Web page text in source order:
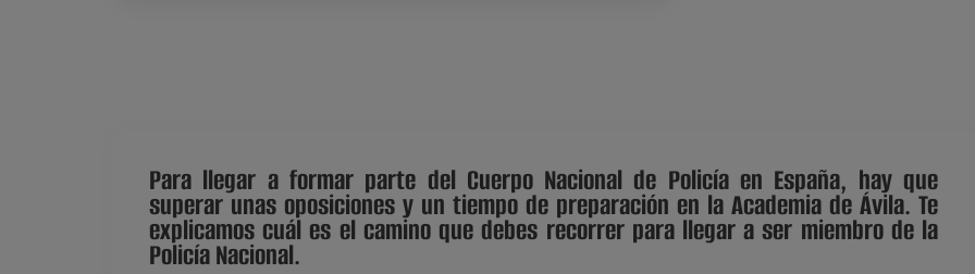
Para llegar a formar parte del Cuerpo Nacional de Policía en España, hay que
superar unas oposiciones y un tiempo de preparación en la Academia de Ávila. Te
explicamos cuál es el camino que debes recorrer para llegar a ser miembro de la
Policía Nacional.